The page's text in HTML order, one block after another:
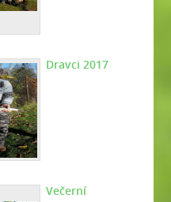
Dravci 2017
Večerní